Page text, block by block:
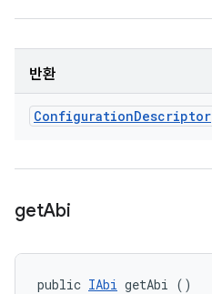
반환
ConfigurationDescriptor
getAbi
public IAbi getAbi ()